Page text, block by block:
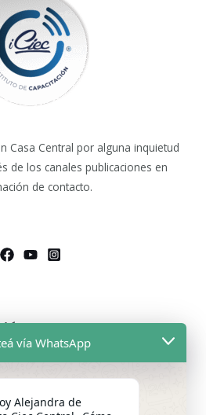
Casa Central por alguna inquietud
de los canales publicaciones en
de contacto.
de Contacto
Educativas
de 9.00 a 13:00 hs
+54 9 11 2475-9699
vía WhatsApp
Alejandra de